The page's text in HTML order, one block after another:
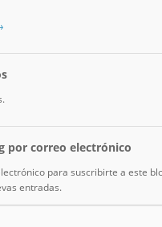
por correo electrónico
para suscribirte a este
entradas.